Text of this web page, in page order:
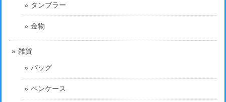
タンブラー
金物
雑貨
バッグ
ペンケース